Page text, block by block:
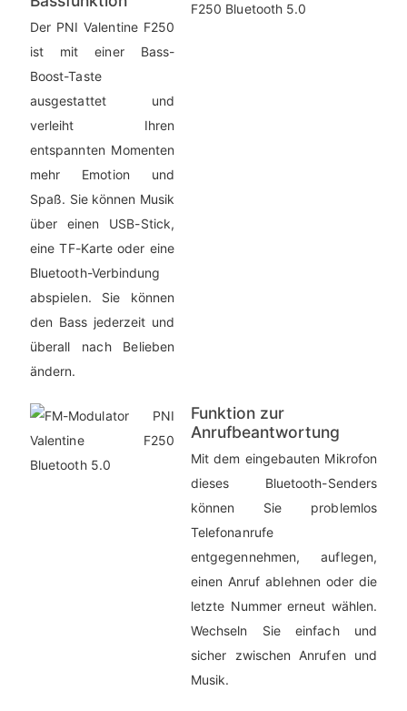
Der PNI Valentine F250
ist mit einer Bass-
Boost-Taste
ausgestattet und
verleiht Ihren
entspannten Momenten
mehr Emotion und
Spaß. Sie können Musik
über einen USB-Stick,
eine TF-Karte oder eine
Bluetooth-Verbindung
abspielen. Sie können
den Bass jederzeit und
überall nach Belieben
ändern.
Funktion zur
Anrufbeantwortung
Mit dem eingebauten Mikrofon
dieses Bluetooth-Senders
können Sie problemlos
Telefonanrufe
entgegennehmen, auflegen,
einen Anruf ablehnen oder die
letzte Nummer erneut wählen.
Wechseln Sie einfach und
sicher zwischen Anrufen und
Musik.